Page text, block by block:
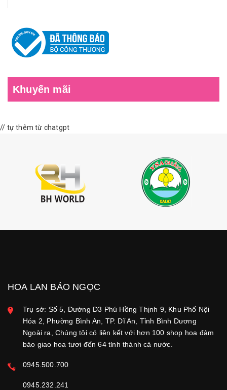
Khuyến mãi
// tự thêm từ chatgpt
HOA LAN BẢO NGỌC
Trụ sở: Số 5, Đường D3 Phú Hồng Thịnh 9, Khu Phố Nội
Hóa 2, Phường Bình An, TP. Dĩ An, Tỉnh Bình Dương
Ngoài ra, Chúng tôi có liên kết với hơn 100 shop hoa đảm
bảo giao hoa tươi đến 64 tỉnh thành cả nước.
0945.500.700
0945.232.241